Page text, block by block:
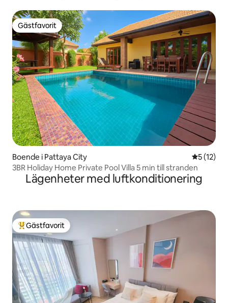
Bekvämt boende
Gästfavorit
Gästfavorit
Boende i Pattaya City 5 av 5 i
5 (12)
3BR Holiday Home Private Pool Villa 5 min till stranden
Lägenheter med luftkonditionering
Populär gästfavorit
Gästfavorit